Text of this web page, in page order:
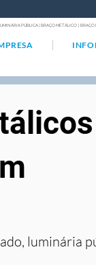
PÚBLICA | BRAÇO METÁLICO |
luminária